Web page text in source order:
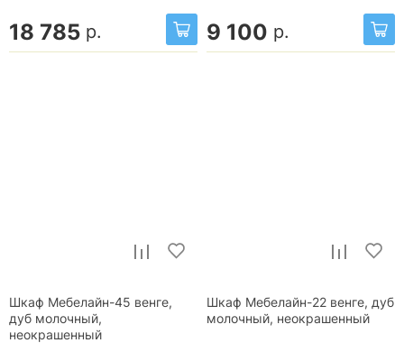
18 785 р. 9 100 р.
Шкаф Мебелайн-45 венге,
дуб молочный,
неокрашенный
Шкаф Мебелайн-22 венге, дуб
молочный, неокрашенный